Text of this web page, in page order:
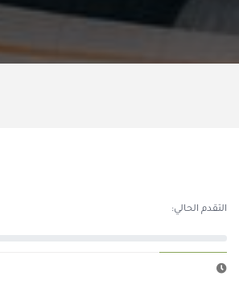
التقدم الحالي: